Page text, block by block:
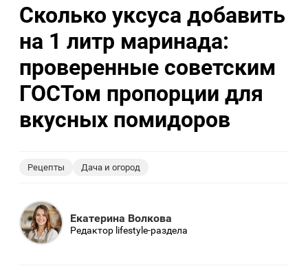
Сколько уксуса добавить
на 1 литр маринада:
проверенные советским
ГОСТом пропорции для
вкусных помидоров
Рецепты Дача и огород
Екатерина Волкова
Редактор lifestyle-раздела